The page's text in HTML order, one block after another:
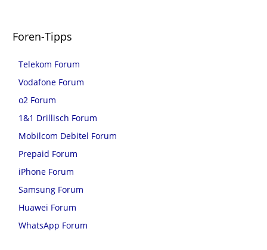
Foren-Tipps
Telekom Forum
Vodafone Forum
o2 Forum
1&1 Drillisch Forum
Mobilcom Debitel Forum
Prepaid Forum
iPhone Forum
Samsung Forum
Huawei Forum
WhatsApp Forum